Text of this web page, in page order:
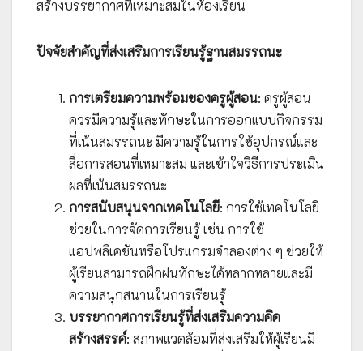
สร้างบรรยากาศที่เหมาะสมในห้องเรียน
ปัจจัยสำคัญที่ส่งเสริมการเรียนรู้ฐานสมรรถนะ
การเตรียมความพร้อมของครูผู้สอน: ครูผู้สอน
ควรมีความรู้และทักษะในการออกแบบกิจกรรม
ที่เน้นสมรรถนะ มีความรู้ในการใช้อุปกรณ์และ
สื่อการสอนที่เหมาะสม และเข้าใจวิธีการประเมิน
ผลที่เน้นสมรรถนะ
การสนับสนุนจากเทคโนโลยี: การใช้เทคโนโลยี
ช่วยในการจัดการเรียนรู้ เช่น การใช้
แอปพลิเคชันหรือโปรแกรมจำลองต่าง ๆ ช่วยให้
ผู้เรียนสามารถฝึกฝนทักษะได้หลากหลายและมี
ความสนุกสนานในการเรียนรู้
บรรยากาศการเรียนรู้ที่ส่งเสริมความคิด
สร้างสรรค์: สภาพแวดล้อมที่ส่งเสริมให้ผู้เรียนมี